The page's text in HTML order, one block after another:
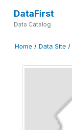
DataFirst
Data Catalog
Home / Data Site /